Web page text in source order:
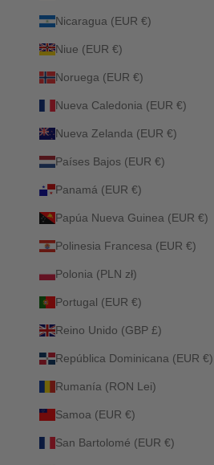
Nicaragua (EUR €)
Niue (EUR €)
Noruega (EUR €)
Nueva Caledonia (EUR €)
Nueva Zelanda (EUR €)
Países Bajos (EUR €)
Panamá (EUR €)
Papúa Nueva Guinea (EUR €)
Polinesia Francesa (EUR €)
Polonia (PLN zł)
Portugal (EUR €)
Reino Unido (GBP £)
República Dominicana (EUR €)
Rumanía (RON Lei)
Samoa (EUR €)
San Bartolomé (EUR €)